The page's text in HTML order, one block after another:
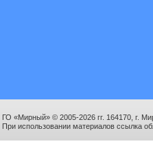
ГО «Мирный» © 2005-2026 гг. 164170, г.
При использовании материалов ссылка